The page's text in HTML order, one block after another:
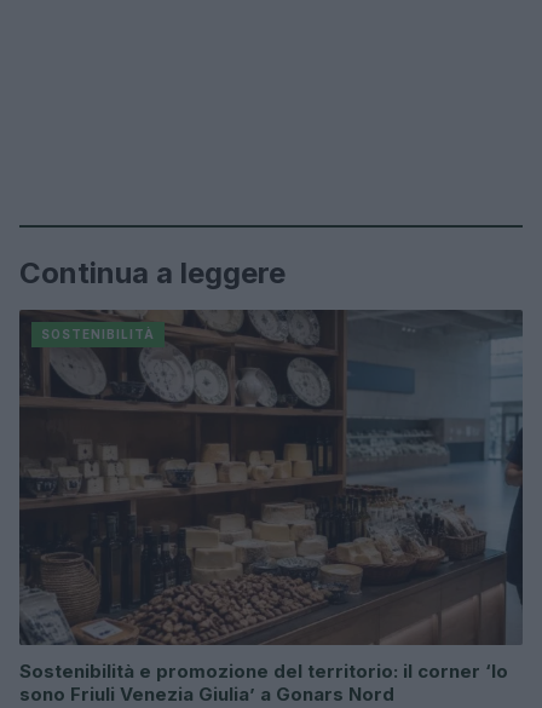
Continua a leggere
SOSTENIBILITÀ
Sostenibilità e promozione del territorio: il corner ‘Io
sono Friuli Venezia Giulia’ a Gonars Nord